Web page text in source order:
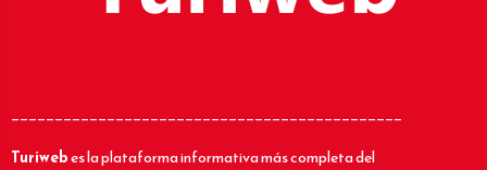
_____________________________________________
Turiwebes la plataforma informativa más completa del